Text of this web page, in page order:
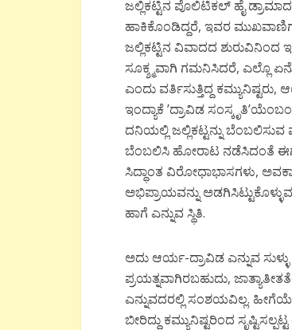
ಜಲ್ಲಿಕಟ್ಟಿನ ಪೊಲಿಟಿಕಲ್ ಹೈ
ಹಾಕಿಕೊಂಡಿದ್ದರೆ, ಇವರ
ಜಲ್ಲಿಕಟ್ಟಿನ ವಿವಾದದ ಶುರುವಿನಿಂದ
ಸೂಕ್ಶ್ಮವಾಗಿ ಗಮನಿಸಿದರೆ, ಎಲ್ಲೊ
ಎಂದು ವರ್ತಿಸುತ್ತಿದ್ದ
ಇಂದ್ಯಾಕೆ ’ದ್ರಾವಿಡ
ದನಿಯಲ್ಲಿ ಜಲ್ಲಿಕಟ್ಟನ್ನು
ಬೆಂಬಲಿಸಿ ಹೋರಾಟ ನಡೆಸಿದಂತೆ
ಸಿದ್ಧಾಂತ ವಿರೋಧಾಭಾಸಗಳು,
ಅಭಿಪ್ರಾಯವನ್ನು
ಹಾಗೆ ಎನ್ನುವ ಸ್ಥಿತಿ.
ಅದು ಆರ್ಯ-ದ್ರಾವಿಡ ಎನ್ನುವ
ಪ್ರಯತ್ನವಾಗಿರಬಹುದು,
ಎನ್ನುವದರಲ್ಲಿ ಸಂಶಯವಿಲ್ಲ. ಹೀಗೆಯೆ
ಬೀರಿದ್ದು ಕಮ್ಯುನಿಷ್ಟರಿಂದ